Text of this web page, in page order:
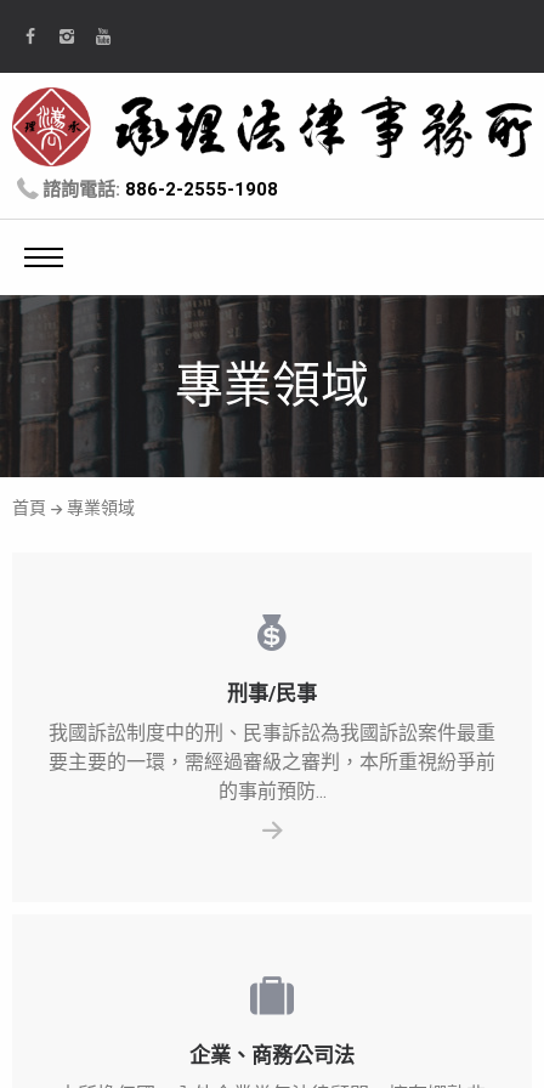
諮詢電話: 886-2-2555-1908
專業領域
首頁 專業領域
刑事/民事
我國訴訟制度中的刑、民事訴訟為我國訴訟案件最重
要主要的一環，需經過審級之審判，本所重視紛爭前
的事前預防...
企業、商務公司法